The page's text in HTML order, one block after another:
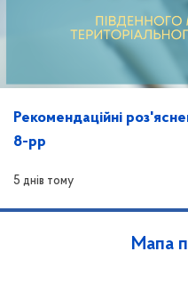
Рекомендаційні
8-рр
5 днів тому
Мапа